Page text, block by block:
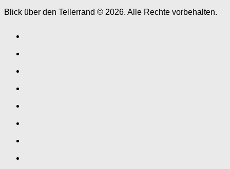
Blick über den Tellerrand © 2026. Alle Rechte vorbehalten.